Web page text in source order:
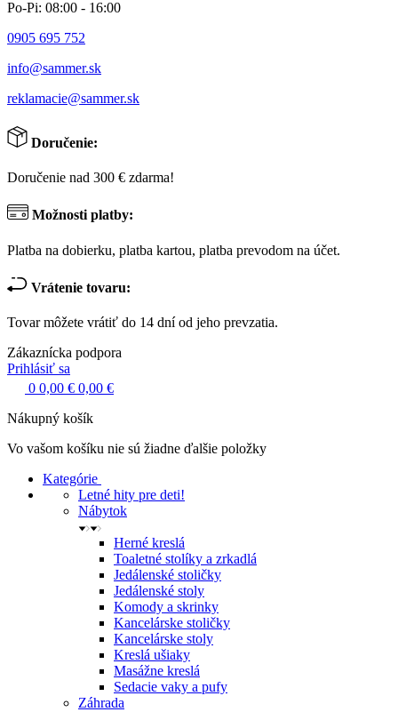
Po-Pi: 08:00 - 16:00
0905 695 752
info@sammer.sk
reklamacie@sammer.sk
Doručenie:
Doručenie nad 300 € zdarma!
Možnosti platby:
Platba na dobierku, platba kartou, platba prevodom na účet.
Vrátenie tovaru:
Tovar môžete vrátiť do 14 dní od jeho prevzatia.
Zákaznícka podpora
Prihlásiť sa
0 0,00 € 0,00 €
Nákupný košík
Vo vašom košíku nie sú žiadne ďalšie položky
Kategórie
Letné hity pre deti!
Nábytok
Herné kreslá
Toaletné stolíky a zrkadlá
Jedálenské stoličky
Jedálenské stoly
Komody a skrinky
Kancelárske stoličky
Kancelárske stoly
Kreslá ušiaky
Masážne kreslá
Sedacie vaky a pufy
Záhrada